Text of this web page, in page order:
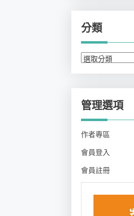
分類
分
管理選項
作者專區
會員登入
會員註冊